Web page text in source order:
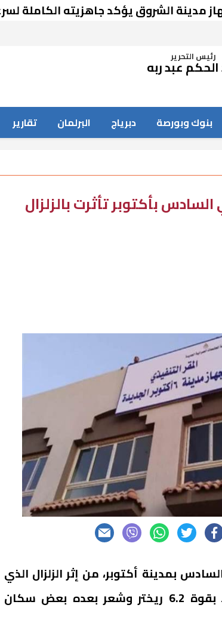
الشروق يؤكد جاهزيته الكاملة لسرعة
رئيس التحريرعبد ربه
بنوك وبورصة دبرياج البرلمان تقارير
بأكتوبر تأثرت بالزلزال
بمدينة أكتوبر، من إثر الزلزال الذي
وقع صباح اليوم ـ الثلاثاء ـ بقوة 6.2 ريختر وشعر بعده بعض سكان